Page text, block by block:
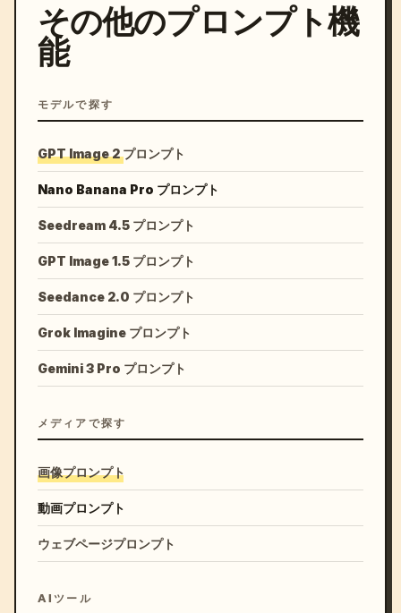
その他のプロンプト機
能
モデルで探す
GPT Image 2 プロンプト
Nano Banana Pro プロンプト
Seedream 4.5 プロンプト
GPT Image 1.5 プロンプト
Seedance 2.0 プロンプト
Grok Imagine プロンプト
Gemini 3 Pro プロンプト
メディアで探す
画像プロンプト
動画プロンプト
ウェブページプロンプト
AIツール